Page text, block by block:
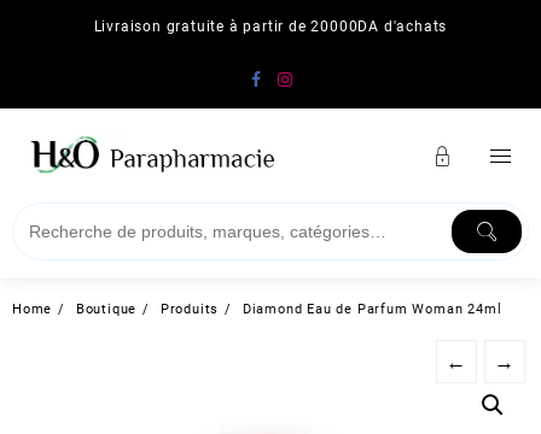
Livraison gratuite à partir de 20000DA d'achats
Home Boutique Produits Diamond Eau de Parfum Woman 24ml
← →